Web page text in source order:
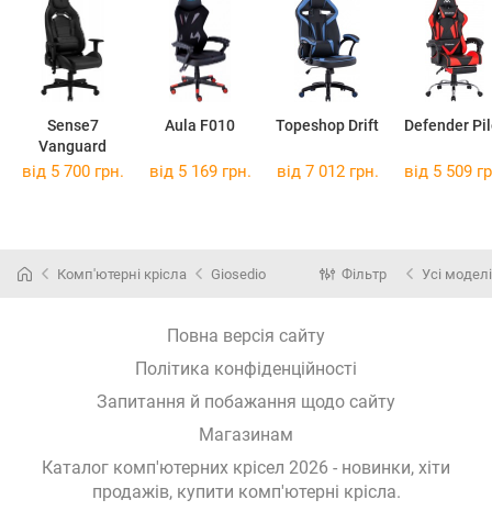
Sense7
Vanguard
Aula F010 Topeshop Drift Defender
від 5 700 грн. від 5 169 грн. від 7 012 грн. від 5 509
Комп'ютерні крісла Giosedio Фільтр Усі моделі
Повна версія сайту
Політика конфіденційності
Запитання й побажання щодо сайту
Магазинам
Каталог комп'ютерних крісел 2026 - новинки, хіти
продажів, купити комп'ютерні крісла.